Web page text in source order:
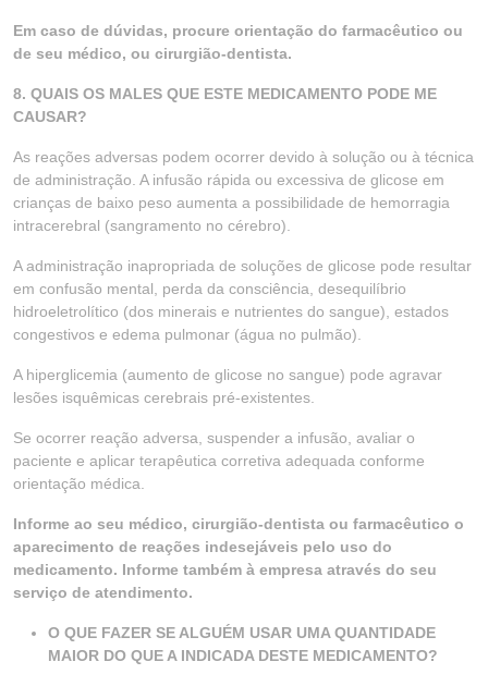
Em caso de dúvidas, procure orientação do farmacêutico ou
de seu médico, ou cirurgião-dentista.
8. QUAIS OS MALES QUE ESTE MEDICAMENTO PODE ME
CAUSAR?
As reações adversas podem ocorrer devido à solução ou à técnica
de administração. A infusão rápida ou excessiva de glicose em
crianças de baixo peso aumenta a possibilidade de hemorragia
intracerebral (sangramento no cérebro).
A administração inapropriada de soluções de glicose pode resultar
em confusão mental, perda da consciência, desequilíbrio
hidroeletrolítico (dos minerais e nutrientes do sangue), estados
congestivos e edema pulmonar (água no pulmão).
A hiperglicemia (aumento de glicose no sangue) pode agravar
lesões isquêmicas cerebrais pré-existentes.
Se ocorrer reação adversa, suspender a infusão, avaliar o
paciente e aplicar terapêutica corretiva adequada conforme
orientação médica.
Informe ao seu médico, cirurgião-dentista ou farmacêutico o
aparecimento de reações indesejáveis pelo uso do
medicamento. Informe também à empresa através do seu
serviço de atendimento.
O QUE FAZER SE ALGUÉM USAR UMA QUANTIDADE
MAIOR DO QUE A INDICADA DESTE MEDICAMENTO?